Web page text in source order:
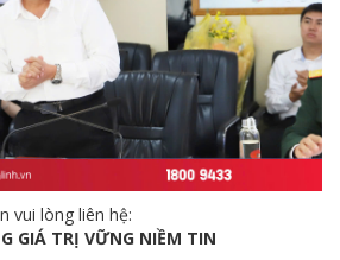
vui lòng liên hệ:
GIÁ TRỊ VỮNG NIỀM TIN